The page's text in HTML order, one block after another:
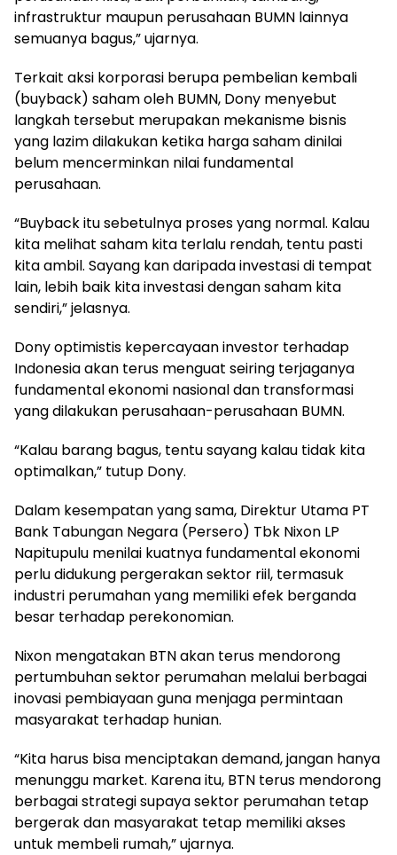
infrastruktur maupun perusahaan BUMN lainnya
semuanya bagus,” ujarnya.
Terkait aksi korporasi berupa pembelian kembali
(buyback) saham oleh BUMN, Dony menyebut
langkah tersebut merupakan mekanisme bisnis
yang lazim dilakukan ketika harga saham dinilai
belum mencerminkan nilai fundamental
perusahaan.
“Buyback itu sebetulnya proses yang normal. Kalau
kita melihat saham kita terlalu rendah, tentu pasti
kita ambil. Sayang kan daripada investasi di tempat
lain, lebih baik kita investasi dengan saham kita
sendiri,” jelasnya.
Dony optimistis kepercayaan investor terhadap
Indonesia akan terus menguat seiring terjaganya
fundamental ekonomi nasional dan transformasi
yang dilakukan perusahaan-perusahaan BUMN.
“Kalau barang bagus, tentu sayang kalau tidak kita
optimalkan,” tutup Dony.
Dalam kesempatan yang sama, Direktur Utama PT
Bank Tabungan Negara (Persero) Tbk Nixon LP
Napitupulu menilai kuatnya fundamental ekonomi
perlu didukung pergerakan sektor riil, termasuk
industri perumahan yang memiliki efek berganda
besar terhadap perekonomian.
Nixon mengatakan BTN akan terus mendorong
pertumbuhan sektor perumahan melalui berbagai
inovasi pembiayaan guna menjaga permintaan
masyarakat terhadap hunian.
“Kita harus bisa menciptakan demand, jangan hanya
menunggu market. Karena itu, BTN terus mendorong
berbagai strategi supaya sektor perumahan tetap
bergerak dan masyarakat tetap memiliki akses
untuk membeli rumah,” ujarnya.